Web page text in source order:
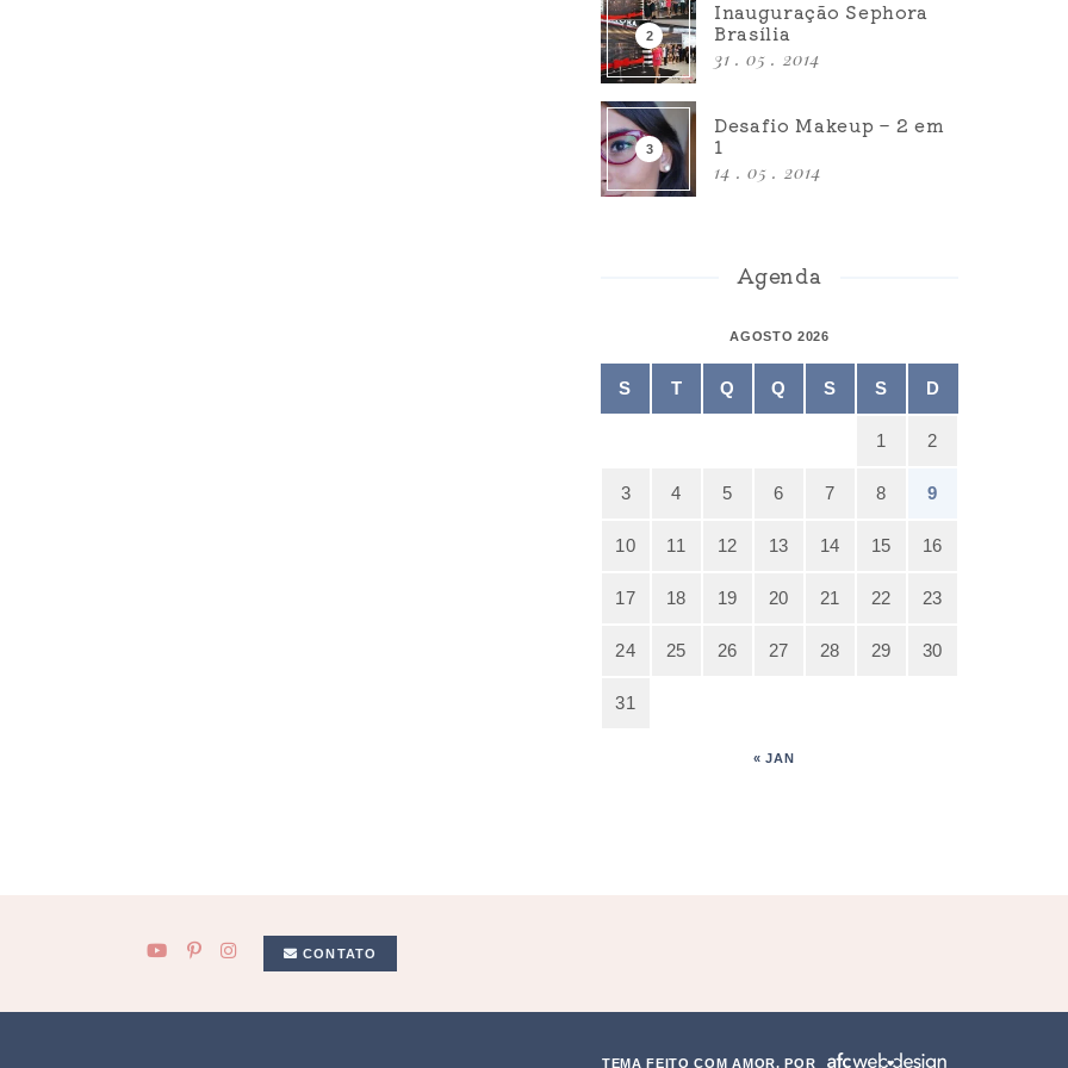
Inauguração Sephora
Brasília
31 . 05 . 2014
Desafio Makeup – 2 em
1
14 . 05 . 2014
Agenda
AGOSTO 2026
S T Q Q S S D
1 2
3 4 5 6 7 8 9
10 11 12 13 14 15 16
17 18 19 20 21 22 23
24 25 26 27 28 29 30
31
« JAN
CONTATO
TEMA FEITO COM AMOR, POR